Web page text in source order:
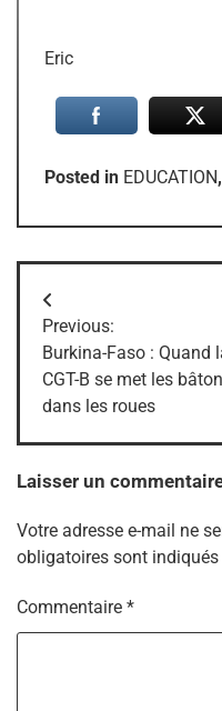
Eric
Posted in EDUCATION,
Navigation
de
l’article
Previous:
Burkina-Faso : Quand
CGT-B se met les
dans les roues
Laisser un
Votre adresse e-mail ne
obligatoires sont indiqués
Commentaire *